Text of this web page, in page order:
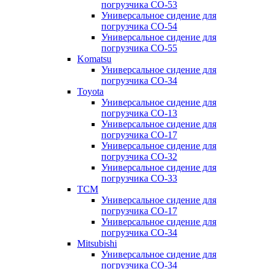
погрузчика CO-53
Универсальное сидение для
погрузчика CO-54
Универсальное сидение для
погрузчика CO-55
Komatsu
Универсальное сидение для
погрузчика CO-34
Toyota
Универсальное сидение для
погрузчика CO-13
Универсальное сидение для
погрузчика CO-17
Универсальное сидение для
погрузчика CO-32
Универсальное сидение для
погрузчика CO-33
TCM
Универсальное сидение для
погрузчика CO-17
Универсальное сидение для
погрузчика CO-34
Mitsubishi
Универсальное сидение для
погрузчика CO-34